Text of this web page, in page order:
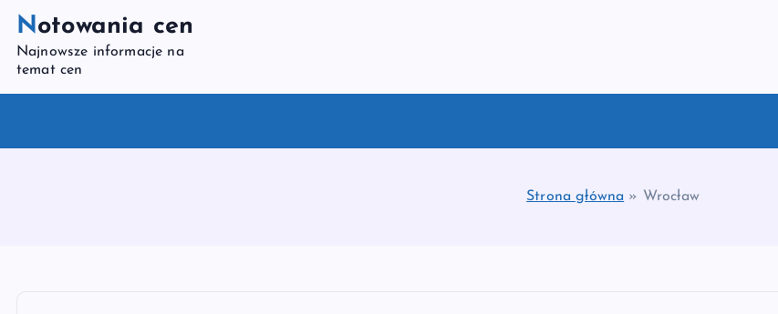
Notowania cen
Najnowsze informacje na
temat cen
Strona główna » Wrocław